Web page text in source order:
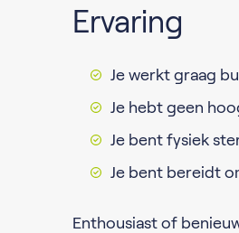
Ervaring
Je werkt graag
Je hebt geen
Je bent fysiek
Je bent bereidt
Enthousiast of